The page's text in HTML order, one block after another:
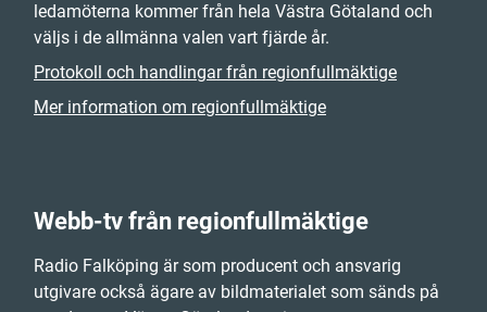
ledamöterna kommer från hela Västra Götaland och
väljs i de allmänna valen vart fjärde år.
Protokoll och handlingar från regionfullmäktige
Mer information om regionfullmäktige
Webb-tv från regionfullmäktige
Radio Falköping är som producent och ansvarig
utgivare också ägare av bildmaterialet som sänds på